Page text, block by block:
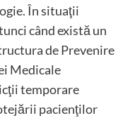
În situaţii
când există un
de Prevenire
Medicale
temporare
pacienţilor